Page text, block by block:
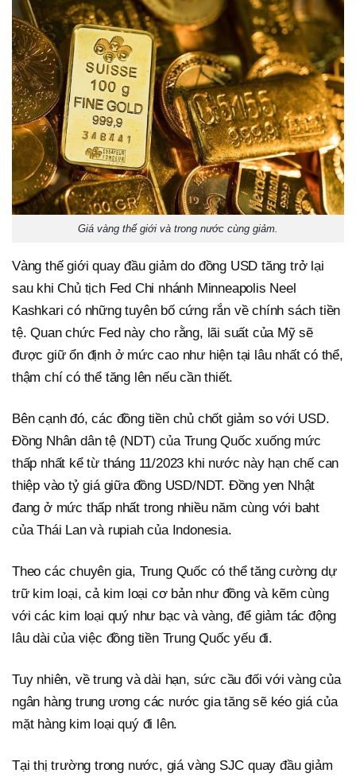
Giá vàng thế giới và trong nước cùng giảm.
Vàng thế giới quay đầu giảm do đồng USD tăng trở lại
sau khi Chủ tịch Fed Chi nhánh Minneapolis Neel
Kashkari có những tuyên bố cứng rắn về chính sách tiền
tệ. Quan chức Fed này cho rằng, lãi suất của Mỹ sẽ
được giữ ổn định ở mức cao như hiện tại lâu nhất có thể,
thậm chí có thể tăng lên nếu cần thiết.
Bên cạnh đó, các đồng tiền chủ chốt giảm so với USD.
Đồng Nhân dân tệ (NDT) của Trung Quốc xuống mức
thấp nhất kể từ tháng 11/2023 khi nước này hạn chế can
thiệp vào tỷ giá giữa đồng USD/NDT. Đồng yen Nhật
đang ở mức thấp nhất trong nhiều năm cùng với baht
của Thái Lan và rupiah của Indonesia.
Theo các chuyên gia, Trung Quốc có thể tăng cường dự
trữ kim loại, cả kim loại cơ bản như đồng và kẽm cùng
với các kim loại quý như bạc và vàng, để giảm tác động
lâu dài của việc đồng tiền Trung Quốc yếu đi.
Tuy nhiên, về trung và dài hạn, sức cầu đối với vàng của
ngân hàng trung ương các nước gia tăng sẽ kéo giá của
mặt hàng kim loại quý đi lên.
Tại thị trường trong nước, giá vàng SJC quay đầu giảm